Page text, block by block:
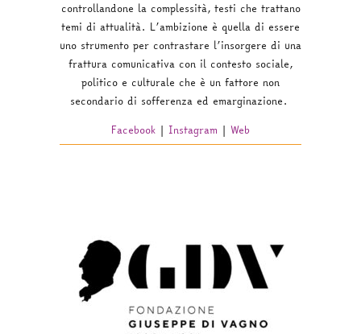
controllandone la complessità, testi che trattano
temi di attualità. L’ambizione è quella di essere
uno strumento per contrastare l’insorgere di una
frattura comunicativa con il contesto sociale,
politico e culturale che è un fattore non
secondario di sofferenza ed emarginazione.
Facebook | Instagram | Web